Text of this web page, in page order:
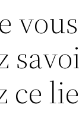
vous
ce